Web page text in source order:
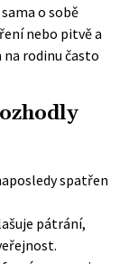
o sobě
nebo pitvě a
rodinu často
spatřen
pátrání,